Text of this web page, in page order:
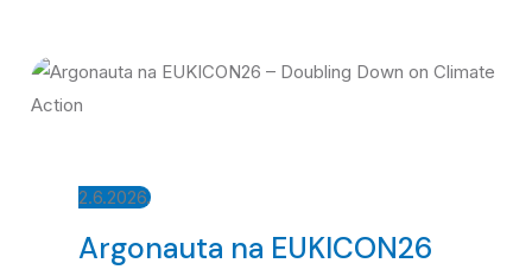
2.6.2026.
Argonauta na EUKICON26